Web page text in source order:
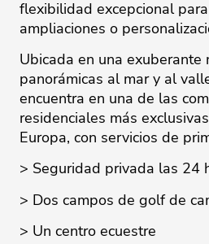
flexibilidad excepcional
ampliaciones o
Ubicada en una exuberante
panorámicas al mar y al
encuentra en una de las
residenciales más
Europa, con servicios de
> Seguridad privada las 24
> Dos campos de golf de
> Un centro ecuestre